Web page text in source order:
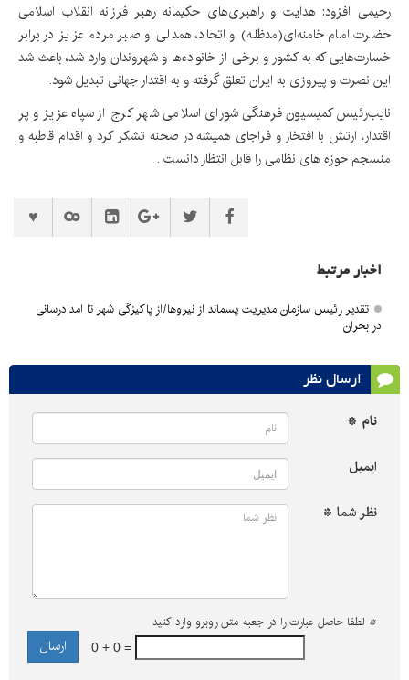
رحیمی افزود: هدایت‌ و راهبری‌های حکیمانه رهبر فرزانه انقلاب اسلامی
حضرت امام خامنه‌ای(مدظله) و اتحاد، همدلی و صبر مردم عزیز در برابر
خسارت‌هایی که به کشور و برخی از خانواده‌ها و شهروندان وارد شد، باعث شد
این نصرت و پیروزی به ایران تعلق گرفته و به اقتدار جهانی تبدیل شود.
نایب‌رئیس کمیسیون فرهنگی شورای اسلامی شهر کرج از سپاه عزیز و پر
اقتدار، ارتش با افتخار و فراجای همیشه در صحنه تشکر کرد و اقدام قاطبه و
منسجم حوزه های نظامی را قابل انتظار دانست .
اخبار مرتبط
تقدیر رئیس سازمان مدیریت پسماند از نیروها/از پاکیزگی شهر تا امدادرسانی
در بحران
ارسال نظر
نام *
ایمیل
نظر شما *
* لطفا حاصل عبارت را در جعبه متن روبرو وارد کنید
0 + 0 =